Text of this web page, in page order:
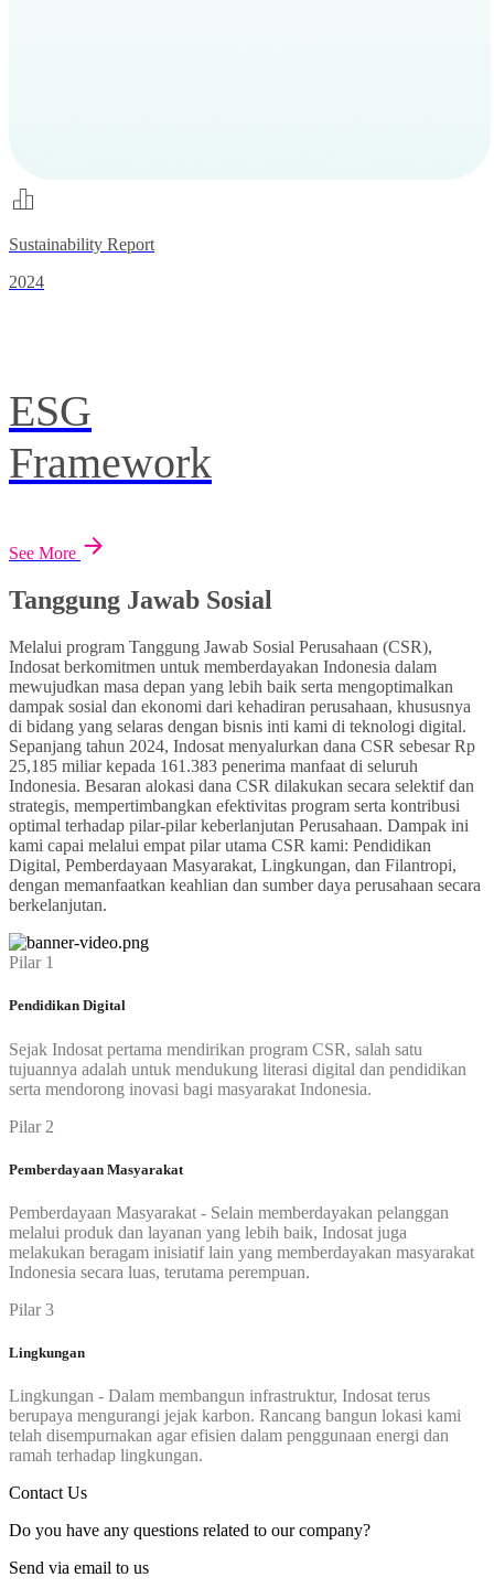
Sustainability Report
2024
ESG
Framework
See More
Tanggung Jawab Sosial
Melalui program Tanggung Jawab Sosial Perusahaan (CSR),
Indosat berkomitmen untuk memberdayakan Indonesia dalam
mewujudkan masa depan yang lebih baik serta mengoptimalkan
dampak sosial dan ekonomi dari kehadiran perusahaan, khususnya
di bidang yang selaras dengan bisnis inti kami di teknologi digital.
Sepanjang tahun 2024, Indosat menyalurkan dana CSR sebesar Rp
25,185 miliar kepada 161.383 penerima manfaat di seluruh
Indonesia. Besaran alokasi dana CSR dilakukan secara selektif dan
strategis, mempertimbangkan efektivitas program serta kontribusi
optimal terhadap pilar-pilar keberlanjutan Perusahaan. Dampak ini
kami capai melalui empat pilar utama CSR kami: Pendidikan
Digital, Pemberdayaan Masyarakat, Lingkungan, dan Filantropi,
dengan memanfaatkan keahlian dan sumber daya perusahaan secara
berkelanjutan.
Pilar 1
Pendidikan Digital
Sejak Indosat pertama mendirikan program CSR, salah satu
tujuannya adalah untuk mendukung literasi digital dan pendidikan
serta mendorong inovasi bagi masyarakat Indonesia.
Pilar 2
Pemberdayaan Masyarakat
Pemberdayaan Masyarakat - Selain memberdayakan pelanggan
melalui produk dan layanan yang lebih baik, Indosat juga
melakukan beragam inisiatif lain yang memberdayakan masyarakat
Indonesia secara luas, terutama perempuan.
Pilar 3
Lingkungan
Lingkungan - Dalam membangun infrastruktur, Indosat terus
berupaya mengurangi jejak karbon. Rancang bangun lokasi kami
telah disempurnakan agar efisien dalam penggunaan energi dan
ramah terhadap lingkungan.
Contact Us
Do you have any questions related to our company?
Send via email to us